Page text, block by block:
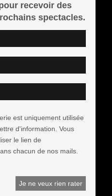
recevoir des
spectacles.
est uniquement utilisée
d'information. Vous
le lien de
chacun de nos mails.